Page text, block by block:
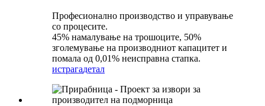
Професионално производство и управување
со процесите.
45% намалување на трошоците, 50%
зголемување на производниот капацитет и
помала од 0,01% неисправна стапка.
истрагадетал